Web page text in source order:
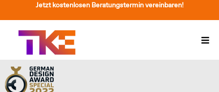
Inhalt
springen
Jetzt kostenlosen Beratungstermin vereinbaren!
Treppenlift